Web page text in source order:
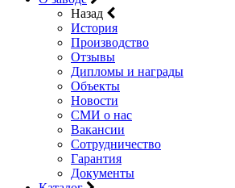
Назад
История
Производство
Отзывы
Дипломы и награды
Объекты
Новости
СМИ о нас
Вакансии
Сотрудничество
Гарантия
Документы